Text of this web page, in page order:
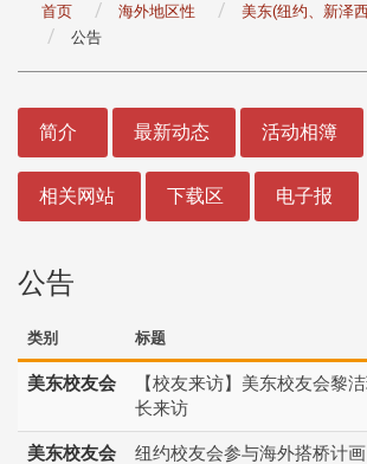
首页 海外地区性
美东(纽约、新泽
公告
简介 最新动态 活动相簿
相关网站 下载区 电子报
公告
类别 标题
美东校友会
【校友来访】美东校友会黎
长来访
美东校友会 纽约校友会参与海外搭桥计画